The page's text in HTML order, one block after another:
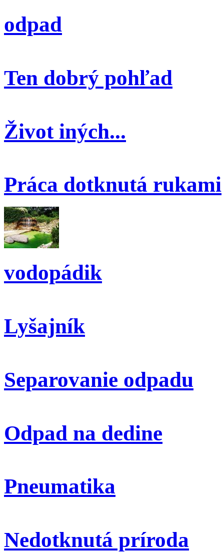
odpad
Ten dobrý pohľad
Život iných...
Práca dotknutá rukami
vodopádik
Lyšajník
Separovanie odpadu
Odpad na dedine
Pneumatika
Nedotknutá príroda